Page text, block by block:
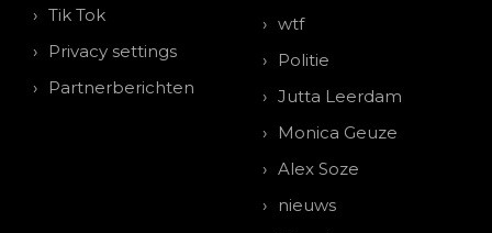
Tik Tok
Privacy settings
Partnerberichten
wtf
Politie
Jutta Leerdam
Monica Geuze
Alex Soze
nieuws